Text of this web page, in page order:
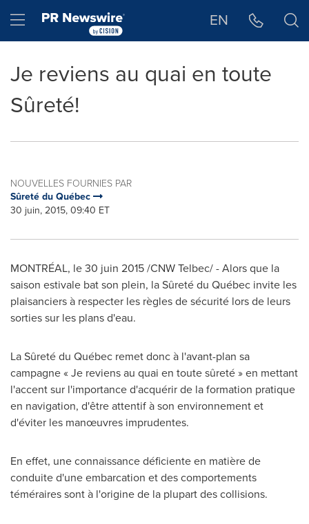
Hamburger menu EN
Je reviens au quai en toute
Sûreté!
NOUVELLES FOURNIES PAR
Sûreté du Québec
30 juin, 2015, 09:40 ET
MONTRÉAL, le 30 juin 2015 /CNW Telbec/ -Alors que la
saison estivale bat son plein, la Sûreté du Québec invite les
plaisanciers à respecter les règles de sécurité lors de leurs
sorties sur les plans d'eau.
La Sûreté du Québec remet donc à l'avant-plan sa
campagne « Je reviens au quai en toute sûreté » en mettant
l'accent sur l'importance d'acquérir de la formation pratique
en navigation, d'être attentif à son environnement et
d'éviter les manœuvres imprudentes.
En effet, une connaissance déficiente en matière de
conduite d'une embarcation et des comportements
téméraires sont à l'origine de la plupart des collisions.